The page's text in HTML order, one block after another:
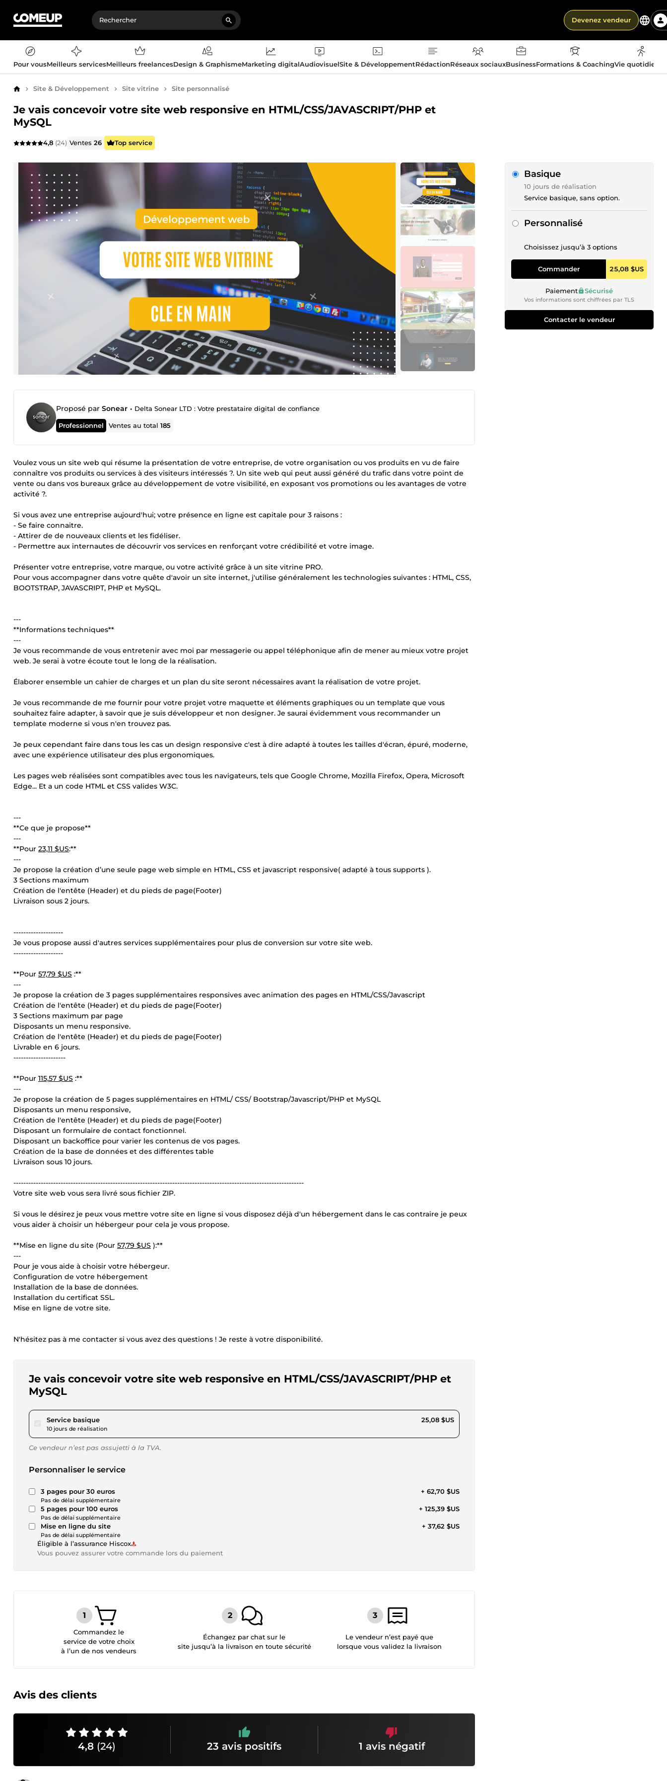
Devenez vendeur
Pour vousMeilleurs servicesMeilleurs freelancesDesign & GraphismeMarketing digitalAudiovisuelSite & DéveloppementRédactionRéseaux sociauxBusinessFormations & CoachingVie
AccueilSite & Développement Site vitrine Site personnalisé
Je vais concevoir votre site web responsive en HTML/CSS/JAVASCRIPT/PHP et
MySQL
4,8 (24) Ventes26 Top service
Proposé par Sonear • Delta Sonear LTD : Votre prestataire digital de confiance
Professionnel Ventes au total185
Voulez vous un site web qui résume la présentation de votre entreprise, de votre organisation ou vos produits en vu de faire
connaître vos produits ou services à des visiteurs intéressés ?. Un site web qui peut aussi généré du trafic dans votre point de
vente ou dans vos bureaux grâce au développement de votre visibilité, en exposant vos promotions ou les avantages de votre
activité ?.
Si vous avez une entreprise aujourd'hui; votre présence en ligne est capitale pour 3 raisons :
- Se faire connaitre.
- Attirer de de nouveaux clients et les fidéliser.
- Permettre aux internautes de découvrir vos services en renforçant votre crédibilité et votre image.
Présenter votre entreprise, votre marque, ou votre activité grâce à un site vitrine PRO.
Pour vous accompagner dans votre quête d'avoir un site internet, j'utilise généralement les technologies suivantes : HTML, CSS,
BOOTSTRAP, JAVASCRIPT, PHP et MySQL.
---
**Informations techniques**
---
Je vous recommande de vous entretenir avec moi par messagerie ou appel téléphonique afin de mener au mieux votre projet
web. Je serai à votre écoute tout le long de la réalisation.
Élaborer ensemble un cahier de charges et un plan du site seront nécessaires avant la réalisation de votre projet.
Je vous recommande de me fournir pour votre projet votre maquette et éléments graphiques ou un template que vous
souhaitez faire adapter, à savoir que je suis développeur et non designer. Je saurai évidemment vous recommander un
template moderne si vous n'en trouvez pas.
Je peux cependant faire dans tous les cas un design responsive c'est à dire adapté à toutes les tailles d'écran, épuré, moderne,
avec une expérience utilisateur des plus ergonomiques.
Les pages web réalisées sont compatibles avec tous les navigateurs, tels que Google Chrome, Mozilla Firefox, Opera, Microsoft
Edge... Et a un code HTML et CSS valides W3C.
---
**Ce que je propose**
---
**Pour 23,11 $US:**
---
Je propose la création d’une seule page web simple en HTML, CSS et javascript responsive( adapté à tous supports ).
3 Sections maximum
Création de l'entête (Header) et du pieds de page(Footer)
Livraison sous 2 jours.
--------------------
Je vous propose aussi d'autres services supplémentaires pour plus de conversion sur votre site web.
--------------------
**Pour 57,79 $US :**
---
Je propose la création de 3 pages supplémentaires responsives avec animation des pages en HTML/CSS/Javascript
Création de l'entête (Header) et du pieds de page(Footer)
3 Sections maximum par page
Disposants un menu responsive.
Création de l'entête (Header) et du pieds de page(Footer)
Livrable en 6 jours.
---------------------
**Pour 115,57 $US :**
---
Je propose la création de 5 pages supplémentaires en HTML/ CSS/ Bootstrap/Javascript/PHP et MySQL
Disposants un menu responsive,
Création de l'entête (Header) et du pieds de page(Footer)
Disposant un formulaire de contact fonctionnel.
Disposant un backoffice pour varier les contenus de vos pages.
Création de la base de données et des différentes table
Livraison sous 10 jours.
---------------------------------------------------------------------------------------------------------------------
Votre site web vous sera livré sous fichier ZIP.
Si vous le désirez je peux vous mettre votre site en ligne si vous disposez déjà d'un hébergement dans le cas contraire je peux
vous aider à choisir un hébergeur pour cela je vous propose.
**Mise en ligne du site (Pour 57,79 $US ):**
---
Pour je vous aide à choisir votre hébergeur.
Configuration de votre hébergement
Installation de la base de données.
Installation du certificat SSL.
Mise en ligne de votre site.
N'hésitez pas à me contacter si vous avez des questions ! Je reste à votre disponibilité.
Je vais concevoir votre site web responsive en HTML/CSS/JAVASCRIPT/PHP et
MySQL
Service basiquepour 23,11 $US
10 jours de réalisation
25,08 $US
Ce vendeur n’est pas assujetti à la TVA.
Personnaliser le service
3 pages pour 30 euros
Pas de délai supplémentaire
+ 62,70 $US
5 pages pour 100 euros
Pas de délai supplémentaire
+ 125,39 $US
Mise en ligne du site
Pas de délai supplémentaire
+ 37,62 $US
Éligible à l’assurance Hiscox
Vous pouvez assurer votre commande lors du paiement
Basique
10 jours de réalisation
Service basique, sans option.
Personnalisé
Choisissez jusqu’à 3 options
Commander 25,08 $US
Paiement Sécurisé
Vos informations sont chiffrées par TLS
Contacter le vendeur
Commandez le
service de votre choix
à l’un de nos vendeurs
Échangez par chat sur le
site jusqu’à la livraison en toute sécurité
Le vendeur n’est payé que
lorsque vous validez la livraison
Avis des clients
4,8 (24) 23 avis positifs 1 avis négatif